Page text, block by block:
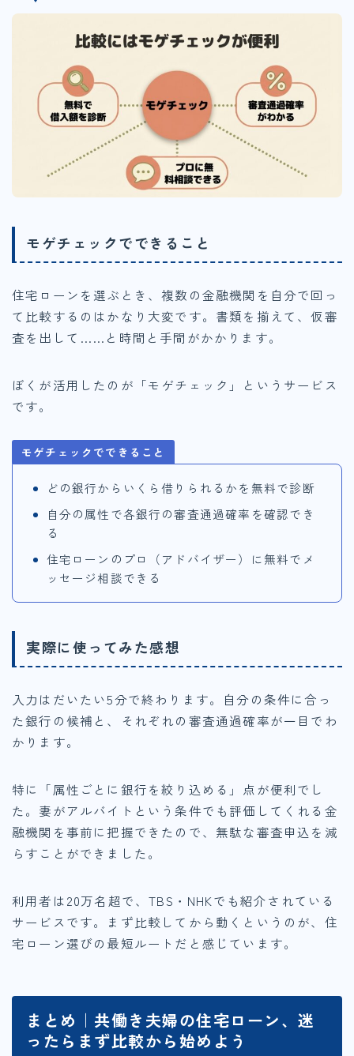
モゲチェックでできること
住宅ローンを選ぶとき、複数の金融機関を自分で回っ
て比較するのはかなり大変です。書類を揃えて、仮審
査を出して……と時間と手間がかかります。
ぼくが活用したのが「モゲチェック」というサービス
です。
モゲチェックでできること
どの銀行からいくら借りられるかを無料で診断
自分の属性で各銀行の審査通過確率を確認でき
る
住宅ローンのプロ（アドバイザー）に無料でメ
ッセージ相談できる
実際に使ってみた感想
入力はだいたい5分で終わります。自分の条件に合っ
た銀行の候補と、それぞれの審査通過確率が一目でわ
かります。
特に「属性ごとに銀行を絞り込める」点が便利でし
た。妻がアルバイトという条件でも評価してくれる金
融機関を事前に把握できたので、無駄な審査申込を減
らすことができました。
利用者は20万名超で、TBS・NHKでも紹介されている
サービスです。まず比較してから動くというのが、住
宅ローン選びの最短ルートだと感じています。
まとめ｜共働き夫婦の住宅ローン、迷
ったらまず比較から始めよう